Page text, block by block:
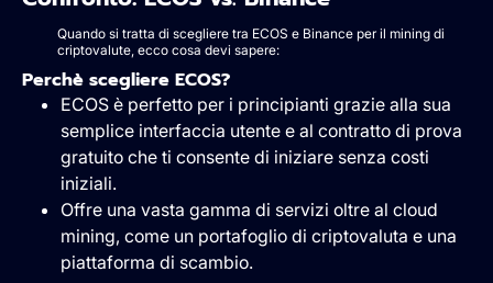
Quando si tratta di scegliere tra ECOS e Binance per il mining di
criptovalute, ecco cosa devi sapere:
Perchè scegliere ECOS?
ECOS è perfetto per i principianti grazie alla sua
semplice interfaccia utente e al contratto di prova
gratuito che ti consente di iniziare senza costi
iniziali.
Offre una vasta gamma di servizi oltre al cloud
mining, come un portafoglio di criptovaluta e una
piattaforma di scambio.